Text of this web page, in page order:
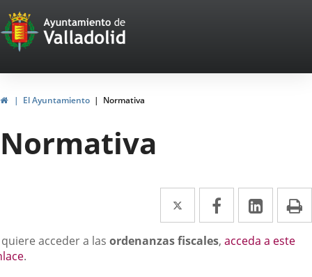
Portal
Web
del
Ayuntamiento
de
Valladolid
HomeEl Ayuntamiento Normativa
Normativa
Twitter
Enlace
a
una
Facebook
Enlace
a
una
Enlace
a
una
quiere acceder a las ordenanzas fiscales, acceda a este
.